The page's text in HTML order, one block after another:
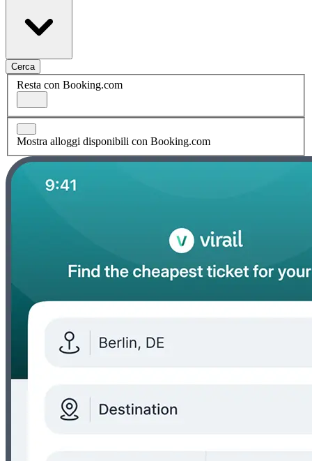
Cerca
Resta con Booking.com
Mostra alloggi disponibili con Booking.com